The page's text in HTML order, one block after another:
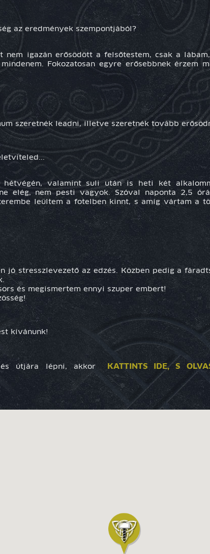
az eredmények szempontjából?
igazán erősödött a felsőtestem, csak a
Fokozatosan egyre erősebbnek érzem
szeretnék leadni, illetve szeretnék tovább
valamint suli után is heti két
elég, nem pesti vagyok. Szóval naponta 2,5
leültem a fotelben kinnt, s amíg vártam a
jó stresszlevezető az edzés. Közben pedig a
és megismertem ennyi szuper embert!
kívánunk!
útjára lépni, akkor
KATTINTS IDE, S